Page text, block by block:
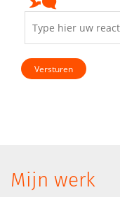
Versturen
Mijn werk